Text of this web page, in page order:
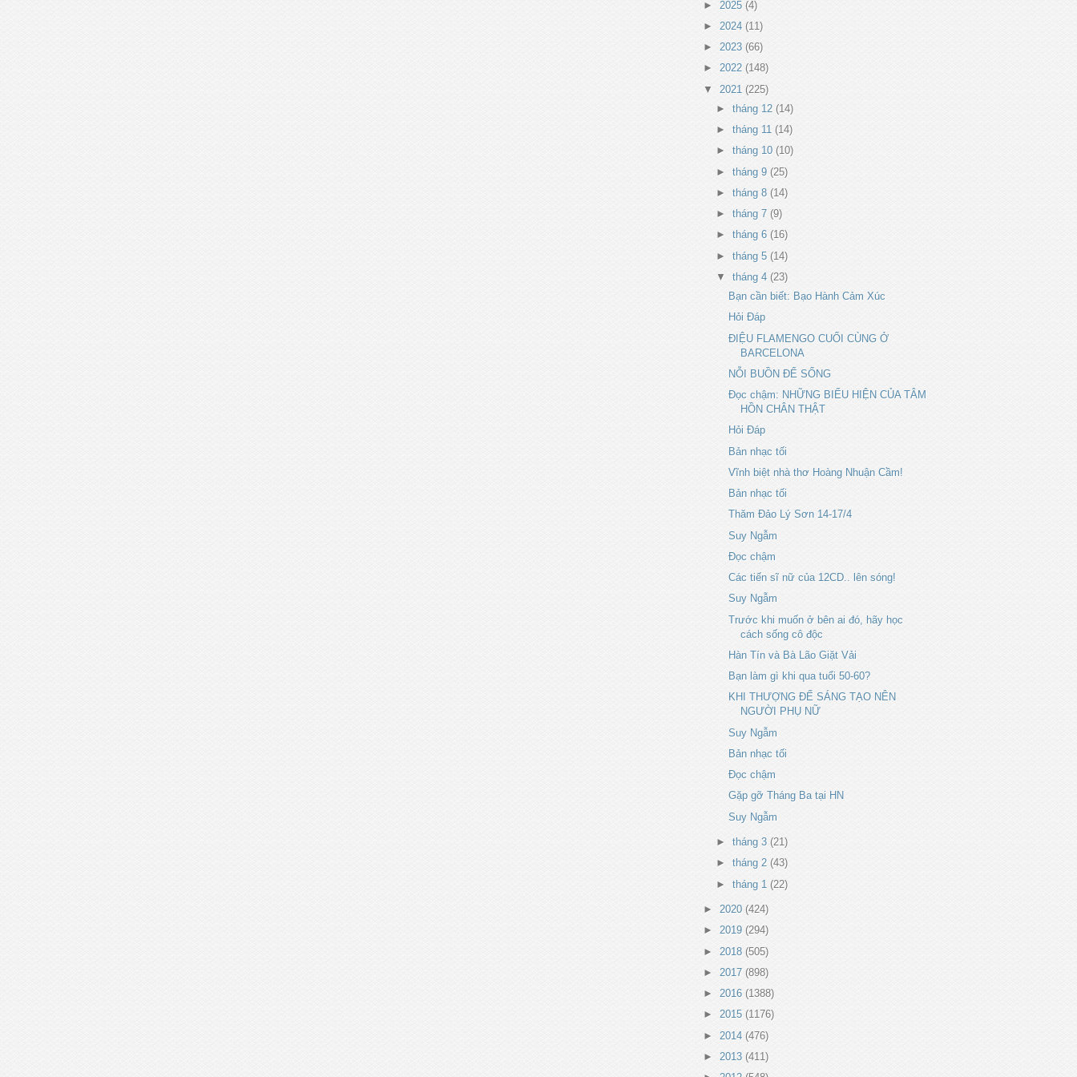
► 2025 (4)
► 2024 (11)
► 2023 (66)
► 2022 (148)
▼ 2021 (225)
► tháng 12 (14)
► tháng 11 (14)
► tháng 10 (10)
► tháng 9 (25)
► tháng 8 (14)
► tháng 7 (9)
► tháng 6 (16)
► tháng 5 (14)
▼ tháng 4 (23)
Bạn cần biết: Bạo Hành Cảm Xúc
Hỏi Đáp
ĐIỆU FLAMENGO CUỐI CÙNG Ở
BARCELONA
NỖI BUỒN ĐỂ SỐNG
Đọc chậm: NHỮNG BIỂU HIỆN CỦA TÂM
HỒN CHÂN THẬT
Hỏi Đáp
Bản nhạc tối
Vĩnh biệt nhà thơ Hoàng Nhuận Cầm!
Bản nhạc tối
Thăm Đảo Lý Sơn 14-17/4
Suy Ngẫm
Đọc chậm
Các tiến sĩ nữ của 12CD.. lên sóng!
Suy Ngẫm
Trước khi muốn ở bên ai đó, hãy học
cách sống cô độc
Hàn Tín và Bà Lão Giặt Vải
Bạn làm gì khi qua tuổi 50-60?
KHI THƯỢNG ĐẾ SÁNG TẠO NÊN
NGƯỜI PHỤ NỮ
Suy Ngẫm
Bản nhạc tối
Đọc chậm
Gặp gỡ Tháng Ba tại HN
Suy Ngẫm
► tháng 3 (21)
► tháng 2 (43)
► tháng 1 (22)
► 2020 (424)
► 2019 (294)
► 2018 (505)
► 2017 (898)
► 2016 (1388)
► 2015 (1176)
► 2014 (476)
► 2013 (411)